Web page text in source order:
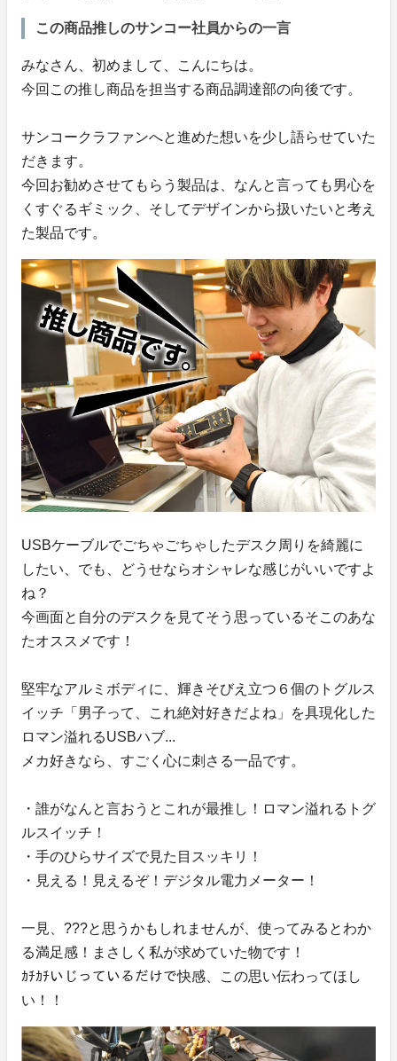
この商品推しのサンコー社員からの一言
みなさん、初めまして、こんにちは。
今回この推し商品を担当する商品調達部の向後です。
サンコークラファンへと進めた想いを少し語らせていた
だきます。
今回お勧めさせてもらう製品は、なんと言っても男心を
くすぐるギミック、そしてデザインから扱いたいと考え
た製品です。
USBケーブルでごちゃごちゃしたデスク周りを綺麗に
したい、でも、どうせならオシャレな感じがいいですよ
ね？
今画面と自分のデスクを見てそう思っているそこのあな
たオススメです！
堅牢なアルミボディに、輝きそびえ立つ６個のトグルス
イッチ「男子って、これ絶対好きだよね」を具現化した
ロマン溢れるUSBハブ...
メカ好きなら、すごく心に刺さる一品です。
・誰がなんと言おうとこれが最推し！ロマン溢れるトグ
ルスイッチ！
・手のひらサイズで見た目スッキリ！
・見える！見えるぞ！デジタル電力メーター！
一見、???と思うかもしれませんが、使ってみるとわか
る満足感！まさしく私が求めていた物です！
ｶﾁｶﾁいじっているだけで快感、この思い伝わってほし
い！！